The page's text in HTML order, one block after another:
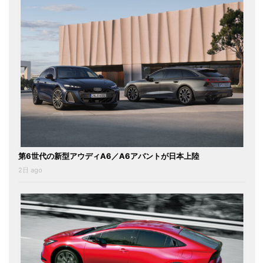
第6世代の新型アウディA6／A6アバントが日本上陸
2日 ago